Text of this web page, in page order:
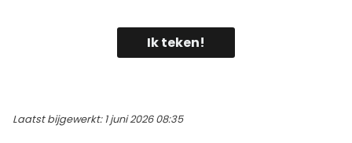
Ik teken!
Laatst bijgewerkt: 1 juni 2026 08:35